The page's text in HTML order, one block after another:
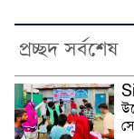
প্রচ্ছদ সর্বশেষ